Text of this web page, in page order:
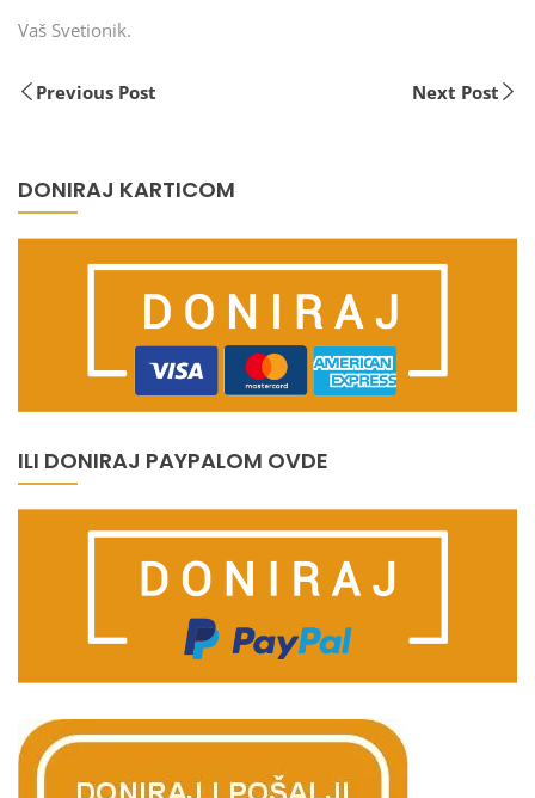
Vaš Svetionik.
Previous Post Next Post
DONIRAJ KARTICOM
ILI DONIRAJ PAYPALOM OVDE